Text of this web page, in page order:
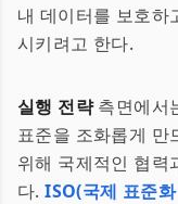
내 데이터를 보호하
시키려고 한다.
실행 전략측면에서
표준을 조화롭게
위해 국제적인 협력
다.ISO(국제 표준